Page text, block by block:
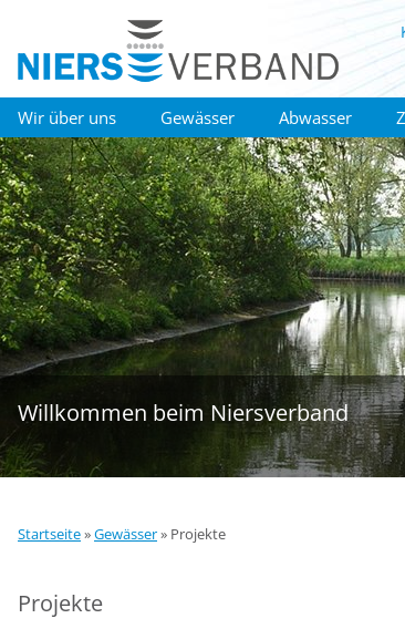
Wir über uns Gewässer Abwasser
Willkommen beim Niersverband
Startseite»Gewässer» Projekte
Projekte